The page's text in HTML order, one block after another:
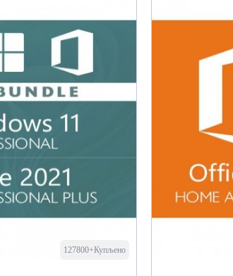
127800+Купљено